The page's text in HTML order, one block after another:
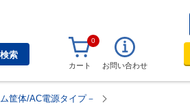
検索
0
カート お問い合わせ
筐体/AC電源タイプ－